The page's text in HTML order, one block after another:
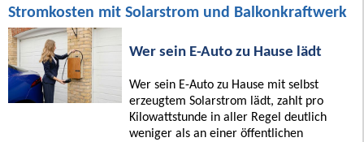
Stromkosten mit Solarstrom und Balkonkraftwerk
Wer sein E-Auto zu Hause lädt
Wer sein E-Auto zu Hause mit selbst
erzeugtem Solarstrom lädt, zahlt pro
Kilowattstunde in aller Regel deutlich
weniger als an einer öffentlichen